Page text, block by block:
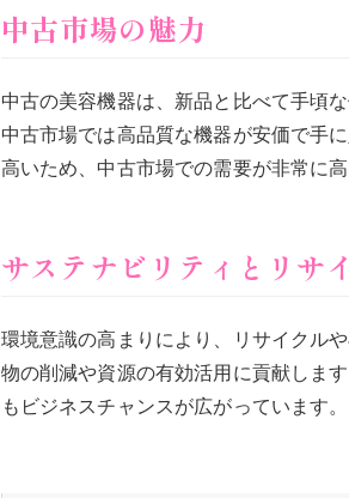
中古市場の魅力
中古の美容機器は、新品と比べて手頃
中古市場では高品質な機器が安価で手
高いため、中古市場での需要が非常に高
サステナビリティとリサ
環境意識の高まりにより、リサイクル
物の削減や資源の有効活用に貢献しま
もビジネスチャンスが広がっています。